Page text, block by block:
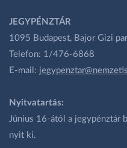
JEGYPÉNZTÁR
1095 Budapest, Bajor Gizi
Telefon: 1/476-6868
E-mail:
Nyitvatartás:
Június 16-ától a jegypénztár
nyit ki.